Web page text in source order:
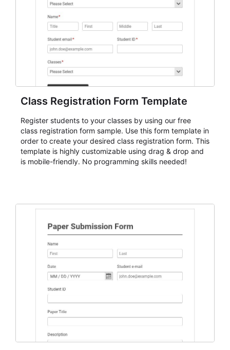
understanding of each registrant's status and needs.
Class Registration Form Template
Register students to your classes by using our free
class registration form sample. Use this form template in
order to create your desired class registration form. This
template is highly customizable using drag & drop and
is mobile-friendly. No programming skills needed!